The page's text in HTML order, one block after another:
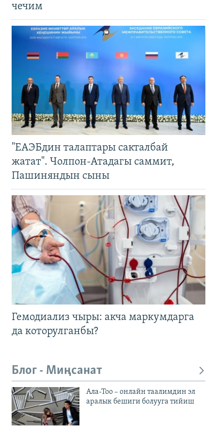
чечим
"ЕАЭБдин талаптары сакталбай
жатат". Чолпон-Атадагы саммит,
Пашиняндын сыны
Гемодиализ чыры: акча маркумдарга
да которулганбы?
Блог - Миңсанат
Ала-Тоо – онлайн таалимдин эл
аралык бешиги болууга тийиш